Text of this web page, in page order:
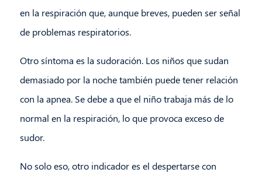
en la respiración que, aunque breves, pueden ser señal
de problemas respiratorios.
Otro síntoma es la sudoración. Los niños que sudan
demasiado por la noche también puede tener relación
con la apnea. Se debe a que el niño trabaja más de lo
normal en la respiración, lo que provoca exceso de
sudor.
No solo eso, otro indicador es el despertarse con